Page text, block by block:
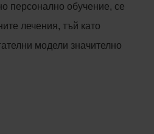
персонално обучение, се
лечения, тъй като
модели значително